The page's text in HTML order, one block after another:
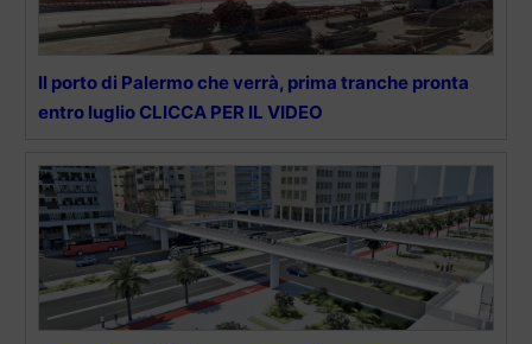
Il porto di Palermo che verrà, prima tranche pronta
entro luglio CLICCA PER IL VIDEO